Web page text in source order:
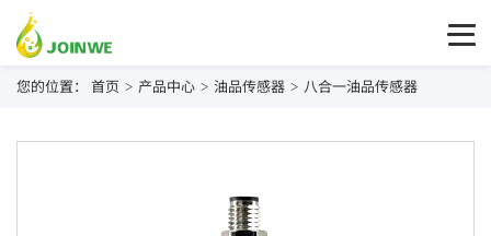
您的位置： 首页 > 产品中心 > 油品传感器 > 八合一油品传感器